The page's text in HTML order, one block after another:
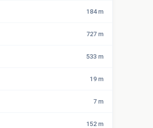
184 m
727 m
533 m
19 m
7 m
152 m